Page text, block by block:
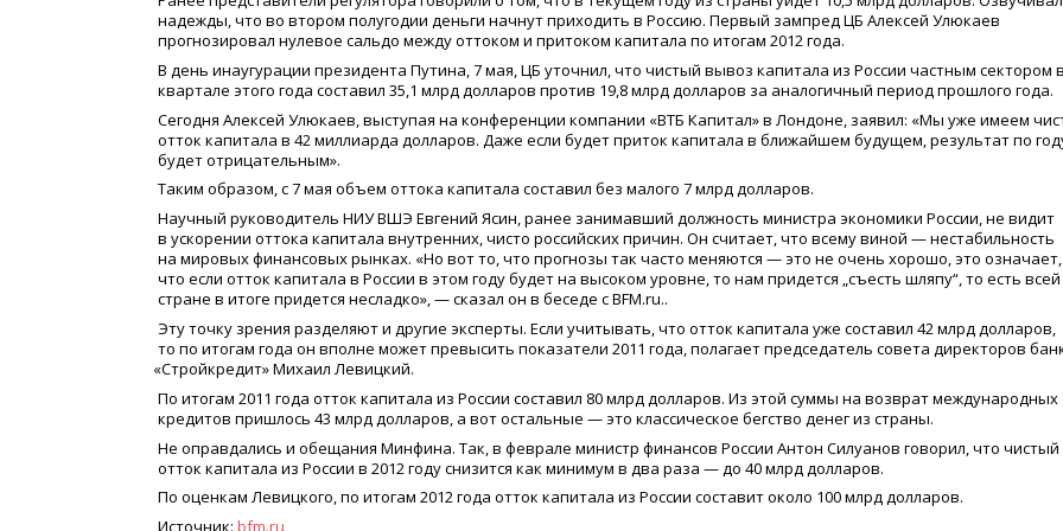
надежды, что во втором полугодии деньги начнут приходить в Россию. Первый зампред ЦБ Алексей Улюкаев
прогнозировал нулевое сальдо между оттоком и притоком капитала по итогам 2012 года.
В день инаугурации президента Путина, 7 мая, ЦБ уточнил, что чистый вывоз капитала из России частным сектором
квартале этого года составил 35,1 млрд долларов против 19,8 млрд долларов за аналогичный период прошлого года.
Сегодня Алексей Улюкаев, выступая на конференции компании «ВТБ Капитал» в Лондоне, заявил: «Мы уже имеем
отток капитала в 42 миллиарда долларов. Даже если будет приток капитала в ближайшем будущем, результат по
будет отрицательным».
Таким образом, с 7 мая объем оттока капитала составил без малого 7 млрд долларов.
Научный руководитель НИУ ВШЭ Евгений Ясин, ранее занимавший должность министра экономики России, не видит
в ускорении оттока капитала внутренних, чисто российских причин. Он считает, что всему виной — нестабильность
на мировых финансовых рынках. «Но вот то, что прогнозы так часто меняются — это не очень хорошо, это означает,
что если отток капитала в России в этом году будет на высоком уровне, то нам придется „съесть шляпу“, то есть всей
стране в итоге придется несладко», — сказал он в беседе с BFM.ru..
Эту точку зрения разделяют и другие эксперты. Если учитывать, что отток капитала уже составил 42 млрд долларов,
то по итогам года он вполне может превысить показатели 2011 года, полагает председатель совета директоров
«Стройкредит» Михаил Левицкий.
По итогам 2011 года отток капитала из России составил 80 млрд долларов. Из этой суммы на возврат международных
кредитов пришлось 43 млрд долларов, а вот остальные — это классическое бегство денег из страны.
Не оправдались и обещания Минфина. Так, в феврале министр финансов России Антон Силуанов говорил, что чистый
отток капитала из России в 2012 году снизится как минимум в два раза — до 40 млрд долларов.
По оценкам Левицкого, по итогам 2012 года отток капитала из России составит около 100 млрд долларов.
Источник: bfm.ru